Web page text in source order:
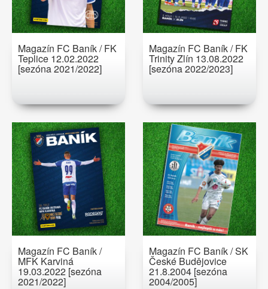
Magazín FC Baník / FK
Teplice 12.02.2022
[sezóna 2021/2022]
Magazín FC Baník / FK
Trinity Zlín 13.08.2022
[sezóna 2022/2023]
Magazín FC Baník /
MFK Karviná
19.03.2022 [sezóna
2021/2022]
Magazín FC Baník / SK
České Budějovice
21.8.2004 [sezóna
2004/2005]